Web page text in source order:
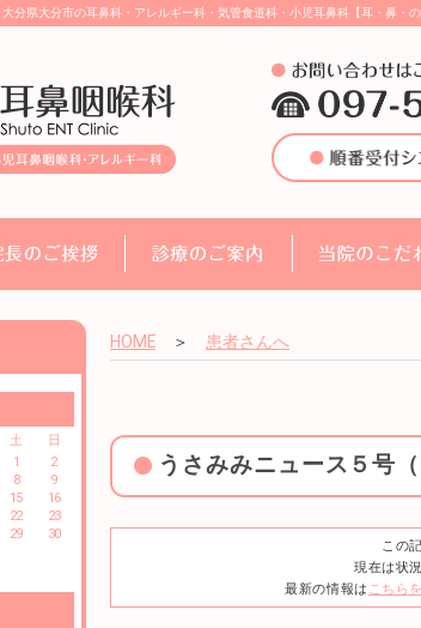
大分県大分市の耳鼻科・アレルギー科・気管食道科・小児耳鼻科【耳・鼻
土
日
1
2
8
9
15
16
22
23
29
30
HOME ＞ 患者さんへ
うさみみニュース５号
この
現在は状
最新の情報は こちら